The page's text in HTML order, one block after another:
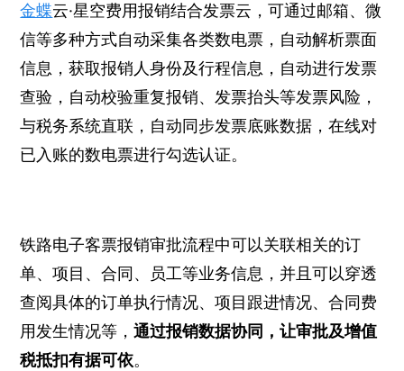
金蝶云·星空费用报销结合发票云，可通过邮箱、微
信等多种方式自动采集各类数电票，自动解析票面
信息，获取报销人身份及行程信息，自动进行发票
查验，自动校验重复报销、发票抬头等发票风险，
与税务系统直联，自动同步发票底账数据，在线对
已入账的数电票进行勾选认证。
铁路电子客票报销审批流程中可以关联相关的订
单、项目、合同、员工等业务信息，并且可以穿透
查阅具体的订单执行情况、项目跟进情况、合同费
用发生情况等，通过报销数据协同，让审批及增值
税抵扣有据可依。